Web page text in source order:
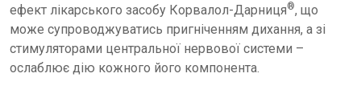
ефект лікарського засобу Корвалол-Дарниця®, що
може супроводжуватись пригніченням дихання, а зі
стимуляторами центральної нервової системи –
ослаблює дію кожного його компонента.